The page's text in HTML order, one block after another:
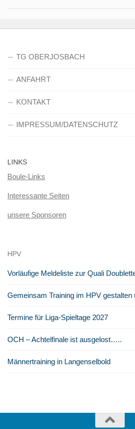
TG OBERJOSBACH
ANFAHRT
KONTAKT
IMPRESSUM/DATENSCHUTZ
LINKS
Boule-Links
Interessante Seiten
unsere Sponsoren
HPV
Vorläufige Meldeliste zur Quali
Gemeinsam Training im HPV gestalten
Termine für Liga-Spieltage 2027
OCH – Achtelfinale ist ausgelost…..
Männertraining in Langenselbold